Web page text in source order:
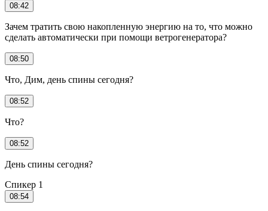
08:42
Зачем тратить свою накопленную энергию на то, что можно
сделать автоматически при помощи ветрогенератора?
08:50
Что, Дим, день спины сегодня?
08:52
Что?
08:52
День спины сегодня?
Спикер 1
08:54